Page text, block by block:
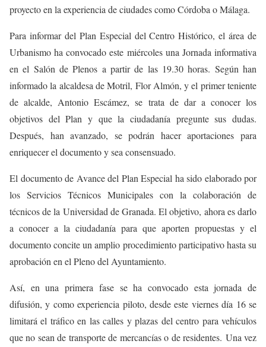
proyecto en la experiencia de ciudades como Córdoba o Málaga.
Para informar del Plan Especial del Centro Histórico, el área de
Urbanismo ha convocado este miércoles una Jornada informativa
en el Salón de Plenos a partir de las 19.30 horas. Según han
informado la alcaldesa de Motril, Flor Almón, y el primer teniente
de alcalde, Antonio Escámez, se trata de dar a conocer los
objetivos del Plan y que la ciudadanía pregunte sus dudas.
Después, han avanzado, se podrán hacer aportaciones para
enriquecer el documento y sea consensuado.
El documento de Avance del Plan Especial ha sido elaborado por
los Servicios Técnicos Municipales con la colaboración de
técnicos de la Universidad de Granada. El objetivo, ahora es darlo
a conocer a la ciudadanía para que aporten propuestas y el
documento concite un amplio procedimiento participativo hasta su
aprobación en el Pleno del Ayuntamiento.
Así, en una primera fase se ha convocado esta jornada de
difusión, y como experiencia piloto, desde este viernes día 16 se
limitará el tráfico en las calles y plazas del centro para vehículos
que no sean de transporte de mercancías o de residentes. Una vez